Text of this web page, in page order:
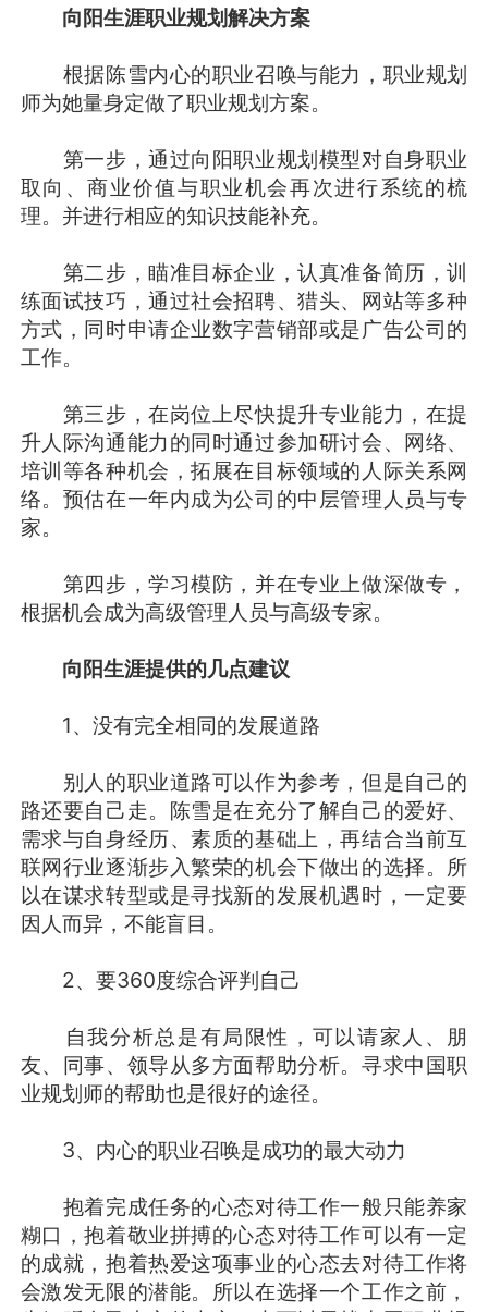
向阳生涯职业规划解决方案
根据陈雪内心的职业召唤与能力，职业规划
师为她量身定做了职业规划方案。
第一步，通过向阳职业规划模型对自身职业
取向、商业价值与职业机会再次进行系统的梳
理。并进行相应的知识技能补充。
第二步，瞄准目标企业，认真准备简历，训
练面试技巧，通过社会招聘、猎头、网站等多种
方式，同时申请企业数字营销部或是广告公司的
工作。
第三步，在岗位上尽快提升专业能力，在提
升人际沟通能力的同时通过参加研讨会、网络、
培训等各种机会，拓展在目标领域的人际关系网
络。预估在一年内成为公司的中层管理人员与专
家。
第四步，学习模防，并在专业上做深做专，
根据机会成为高级管理人员与高级专家。
向阳生涯提供的几点建议
1、没有完全相同的发展道路
别人的职业道路可以作为参考，但是自己的
路还要自己走。陈雪是在充分了解自己的爱好、
需求与自身经历、素质的基础上，再结合当前互
联网行业逐渐步入繁荣的机会下做出的选择。所
以在谋求转型或是寻找新的发展机遇时，一定要
因人而异，不能盲目。
2、要360度综合评判自己
自我分析总是有局限性，可以请家人、朋
友、同事、领导从多方面帮助分析。寻求中国职
业规划师的帮助也是很好的途径。
3、内心的职业召唤是成功的最大动力
抱着完成任务的心态对待工作一般只能养家
糊口，抱着敬业拼搏的心态对待工作可以有一定
的成就，抱着热爱这项事业的心态去对待工作将
会激发无限的潜能。所以在选择一个工作之前，